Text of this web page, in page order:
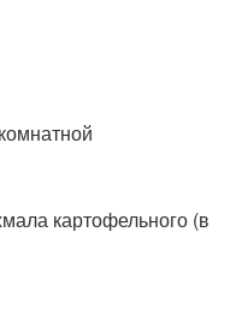
картофельного (в